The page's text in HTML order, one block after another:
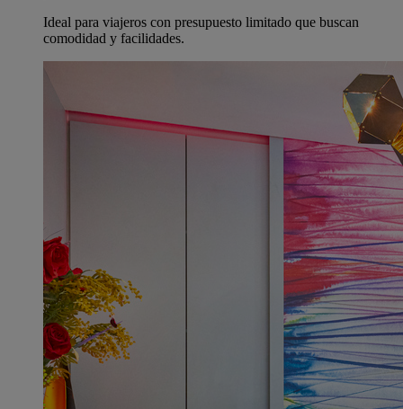
Ideal para viajeros con presupuesto limitado que buscan
comodidad y facilidades.